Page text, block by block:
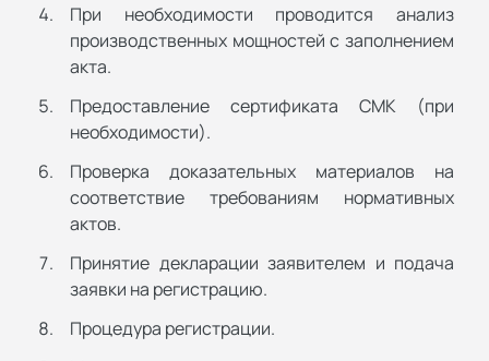
При необходимости проводится анализ
производственных мощностей с заполнением
акта.
Предоставление сертификата СМК (при
необходимости).
Проверка доказательных материалов на
соответствие требованиям нормативных
актов.
Принятие декларации заявителем и подача
заявки на регистрацию.
Процедура регистрации.